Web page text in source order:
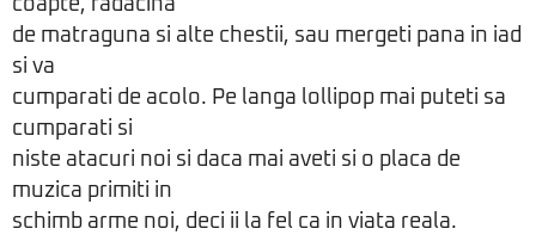
coapte, radacina
de matraguna si alte chestii, sau mergeti pana in iad
si va
cumparati de acolo. Pe langa lollipop mai puteti sa
cumparati si
niste atacuri noi si daca mai aveti si o placa de
muzica primiti in
schimb arme noi, deci ii la fel ca in viata reala.